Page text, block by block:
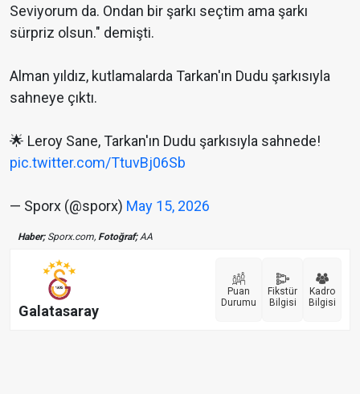
Seviyorum da. Ondan bir şarkı seçtim ama şarkı
sürpriz olsun." demişti.
Alman yıldız, kutlamalarda Tarkan'ın Dudu şarkısıyla
sahneye çıktı.
🌟 Leroy Sane, Tarkan'ın Dudu şarkısıyla sahnede!
pic.twitter.com/TtuvBj06Sb
— Sporx (@sporx) May 15, 2026
Haber;Sporx.com, Fotoğraf;AA
Galatasaray
Puan
Durumu
Fikstür
Bilgisi
Kadro
Bilgisi